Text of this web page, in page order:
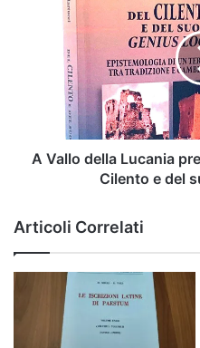
presentazione
libro: “Del
A Vallo della Lucania
Cilento e del
Articoli Correlati